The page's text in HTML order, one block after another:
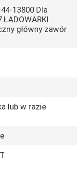
13800 Dla
główny zawór
lub w razie